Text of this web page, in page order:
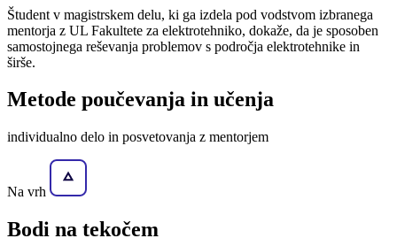
Študent v magistrskem delu, ki ga izdela pod vodstvom izbranega
mentorja z UL Fakultete za elektrotehniko, dokaže, da je sposoben
samostojnega reševanja problemov s področja elektrotehnike in
širše.
Metode poučevanja in učenja
individualno delo in posvetovanja z mentorjem
Na vrh
Bodi na tekočem